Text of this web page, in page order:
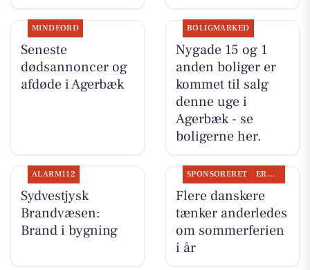
MINDEORD
Seneste
dødsannoncer og
afdøde i Agerbæk
BOLIGMARKED
Nygade 15 og 1
anden boliger er
kommet til salg
denne uge i
Agerbæk - se
boligerne her.
ALARM112
Sydvestjysk
Brandvæsen:
Brand i bygning
SPONSORERET ERHVERV
Flere danskere
tænker anderledes
om sommerferien
i år